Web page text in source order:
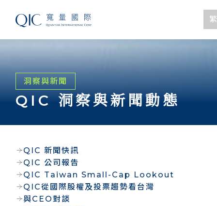
繁
洞察與新聞
QIC 洞察與新聞動態
QIC 新聞快訊
QIC 公司報告
QIC Taiwan Small-Cap Lookout
QIC從國際股權及投票趨勢看台灣
與CEO對談